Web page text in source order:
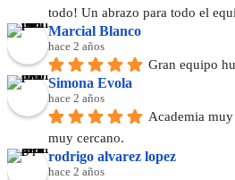
todo! Un abrazo para todo el
Marcial Blanco
hace 2 años
Gran equipo
Simona Evola
hace 2 años
Academia
muy cercano.
rodrigo alvarez lopez
hace 2 años